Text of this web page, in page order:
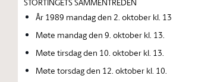
År 1989 mandag den 2. oktober kl. 13
Møte mandag den 9. oktober kl. 13.
Møte tirsdag den 10. oktober kl. 13.
Møte torsdag den 12. oktober kl. 10.